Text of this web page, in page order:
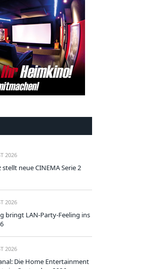
2026
neue CINEMA Serie 2
2026
bringt LAN-Party-Feeling ins
2026
Die Home Entertainment